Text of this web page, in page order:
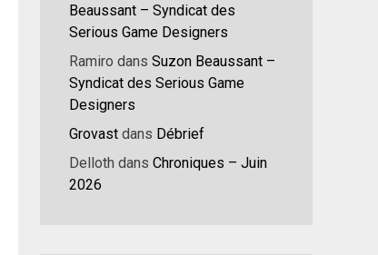
Beaussant – Syndicat des
Serious Game Designers
Ramiro dans Suzon Beaussant –
Syndicat des Serious Game
Designers
Grovast dans Débrief
Delloth dans Chroniques – Juin
2026